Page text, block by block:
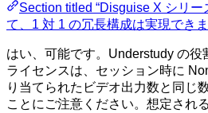
Section titled “Disguise X シリ
て、1 対 1 の冗長構成は実現でき
はい、可能です。Understudy の役
ライセンスは、セッション時に
り当てられたビデオ出力数と同じ
ことにご注意ください。想定され